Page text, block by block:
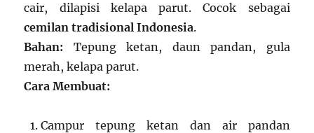
cair, dilapisi kelapa parut. Cocok sebagai
cemilan tradisional Indonesia.
Bahan: Tepung ketan, daun pandan, gula
merah, kelapa parut.
Cara Membuat:
Campur tepung ketan dan air pandan